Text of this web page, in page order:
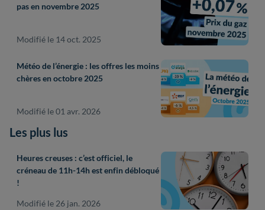
pas en novembre 2025
Modifié le 14 oct. 2025
Météo de l’énergie : les offres les moins
chères en octobre 2025
Modifié le 01 avr. 2026
Les plus lus
Heures creuses : c’est officiel, le
créneau de 11h-14h est enfin débloqué
!
Modifié le 26 jan. 2026